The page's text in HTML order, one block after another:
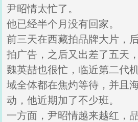
尹昭情太忙了。
他已经半个月没有回家。
前三天在西藏拍品牌大片，
拍广告，之后又出差了五天
魏英喆也很忙，临近第二代
域全体都在焦灼等待，并且
动，他近期加了不少班。
一方面，尹昭情越来越红，